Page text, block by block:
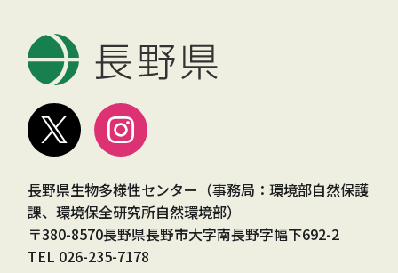
長野県生物多様性センター（事務局：環境部自然保護
課、環境保全研究所自然環境部）
〒380-8570長野県長野市大字南長野字幅下692-2
TEL 026-235-7178